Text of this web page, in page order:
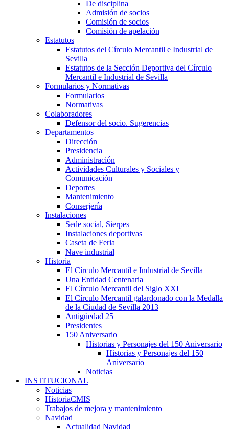
De disciplina
Admisión de socios
Comisión de socios
Comisión de apelación
Estatutos
Estatutos del Círculo Mercantil e Industrial de
Sevilla
Estatutos de la Sección Deportiva del Círculo
Mercantil e Industrial de Sevilla
Formularios y Normativas
Formularios
Normativas
Colaboradores
Defensor del socio. Sugerencias
Departamentos
Dirección
Presidencia
Administración
Actividades Culturales y Sociales y
Comunicación
Deportes
Mantenimiento
Conserjería
Instalaciones
Sede social, Sierpes
Instalaciones deportivas
Caseta de Feria
Nave industrial
Historia
El Círculo Mercantil e Industrial de Sevilla
Una Entidad Centenaria
El Círculo Mercantil del Siglo XXI
El Círculo Mercantil galardonado con la Medalla
de la Ciudad de Sevilla 2013
Antigüedad 25
Presidentes
150 Aniversario
Historias y Personajes del 150 Aniversario
Historias y Personajes del 150
Aniversario
Noticias
INSTITUCIONAL
Noticias
HistoriaCMIS
Trabajos de mejora y mantenimiento
Navidad
Actualidad Navidad